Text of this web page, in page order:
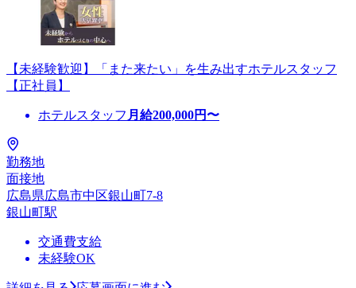
【未経験歓迎】「また来たい」を生み出すホテルスタッフ
【正社員】
ホテルスタッフ 月給200,000円〜
勤務地
面接地
広島県広島市中区銀山町7-8
銀山町駅
交通費支給
未経験OK